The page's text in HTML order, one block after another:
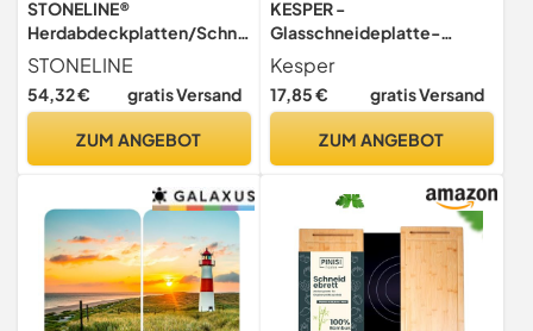
STONELINE®
Herdabdeckplatten/Schne
ideplatten-Set aus
schlagfestem und
hitzebeständigem Glas, 2-
auswechselbaren Füßen für
Verwendungsmöglichkeite
n, schwarz
STONELINE
54,32 € gratis Versand
ZUM ANGEBOT
KESPER -
Glasschneideplatte-
Herdabeckplatte, Material:
ESG-Sicherheitsglas,
Maße: 50 x 28,5 cm,
0,3 cm, Motivfolie: Mosaik
Kesper
17,85 € gratis Versand
ZUM ANGEBOT